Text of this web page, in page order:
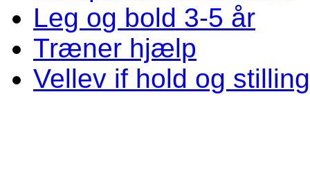
Leg og bold 3-5 år
Træner hjælp
Vellev if hold og